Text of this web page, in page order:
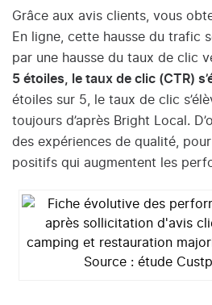
Grâce aux avis clients, vous
En ligne, cette hausse du trafic
par une hausse du taux de clic
5 étoiles, le taux de clic (CTR)
étoiles sur 5, le taux de clic
toujours d’après Bright Local.
des expériences de qualité,
positifs qui augmentent les
Source : étude